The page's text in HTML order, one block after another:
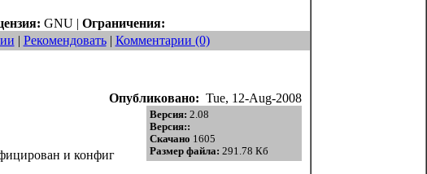
GNU | Ограничения:
| Рекомендовать| Комментарии (0)
Опубликовано: Tue, 12-Aug-2008
и конфиг
Версия: 2.08
Версия::
Скачано 1605
Размер файла: 291.78 Кб